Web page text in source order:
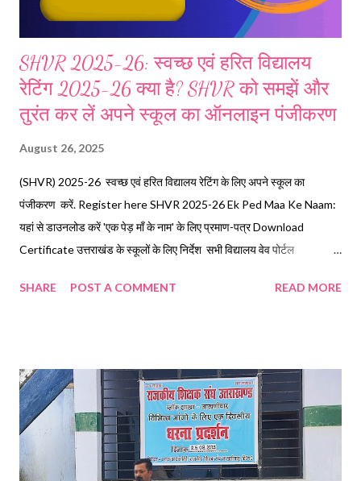
SHVR 2025-26: स्वच्छ एवं हरित विद्यालय
रेटिंग 2025-26 क्या है? SHVR को समझें और
तुरंत कर लें अपने स्कूल का ऑनलाइन पंजीकरण
August 26, 2025
(SHVR) 2025-26 स्वच्छ एवं हरित विद्यालय रेटिंग के लिए अपने स्कूल का
पंजीकरण करें. Register here SHVR 2025-26 Ek Ped Maa Ke Naam:
यहां से डाउनलोड करें 'एक पेड़ माँ के नाम' के लिए प्रमाण-पत्र Download
Certificate उत्तराखंड के स्कूलों के लिए निर्देश सभी विद्यालय वेव पोर्टल
Vidyalaya Rating 2025-26, Googleplay store & Apple App Store
होगी। पासवर्ड बनाकर, पासवर्ड को Confirm करना होगा। फिर Signup बटन पर
क्लिक करना होगा। जिसके उपरान्त Signup Successful का सन्देश दी गयी ई-मेल
एवं मोबाइल नम्बर पर आयेगा। विद्यालय Login ID के लिए यूडायस कोड का उपयोग
करेंगे, पासवर्ड वही प्रयोग किया जायेगा, जो Signup करते समय बनाया गया था।
इसके बाद स्वमूल्यांकन प्रपत्र Annexure-1, Section-A ...
SHARE POST A COMMENT READ MORE